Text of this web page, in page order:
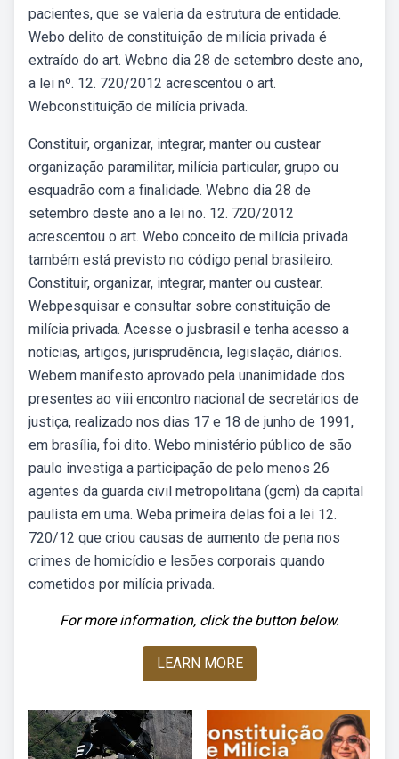
pacientes, que se valeria da estrutura de entidade.
Webo delito de constituição de milícia privada é
extraído do art. Webno dia 28 de setembro deste ano,
a lei nº. 12. 720/2012 acrescentou o art.
Webconstituição de milícia privada.
Constituir, organizar, integrar, manter ou custear
organização paramilitar, milícia particular, grupo ou
esquadrão com a finalidade. Webno dia 28 de
setembro deste ano a lei no. 12. 720/2012
acrescentou o art. Webo conceito de milícia privada
também está previsto no código penal brasileiro.
Constituir, organizar, integrar, manter ou custear.
Webpesquisar e consultar sobre constituição de
milícia privada. Acesse o jusbrasil e tenha acesso a
notícias, artigos, jurisprudência, legislação, diários.
Webem manifesto aprovado pela unanimidade dos
presentes ao viii encontro nacional de secretários de
justiça, realizado nos dias 17 e 18 de junho de 1991,
em brasília, foi dito. Webo ministério público de são
paulo investiga a participação de pelo menos 26
agentes da guarda civil metropolitana (gcm) da capital
paulista em uma. Weba primeira delas foi a lei 12.
720/12 que criou causas de aumento de pena nos
crimes de homicídio e lesões corporais quando
cometidos por milícia privada.
For more information, click the button below.
LEARN MORE